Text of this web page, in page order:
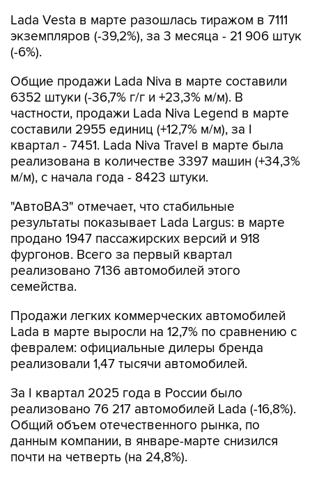
Lada Vesta в марте разошлась тиражом в 7111
экземпляров (-39,2%), за 3 месяца - 21 906 штук
(-6%).
Общие продажи Lada Niva в марте составили
6352 штуки (-36,7% г/г и +23,3% м/м). В
частности, продажи Lada Niva Legend в марте
составили 2955 единиц (+12,7% м/м), за I
квартал - 7451. Lada Niva Travel в марте была
реализована в количестве 3397 машин (+34,3%
м/м), с начала года - 8423 штуки.
"АвтоВАЗ" отмечает, что стабильные
результаты показывает Lada Largus: в марте
продано 1947 пассажирских версий и 918
фургонов. Всего за первый квартал
реализовано 7136 автомобилей этого
семейства.
Продажи легких коммерческих автомобилей
Lada в марте выросли на 12,7% по сравнению с
февралем: официальные дилеры бренда
реализовали 1,47 тысячи автомобилей.
За I квартал 2025 года в России было
реализовано 76 217 автомобилей Lada (-16,8%).
Общий объем отечественного рынка, по
данным компании, в январе-марте снизился
почти на четверть (на 24,8%).